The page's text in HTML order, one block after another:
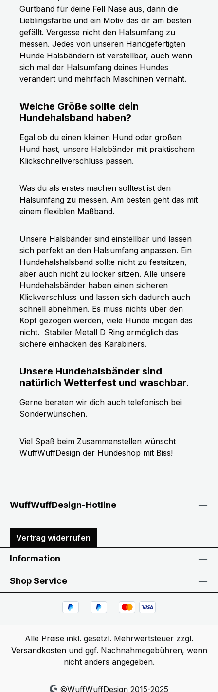
Gurtband für deine Fell Nase aus, dann die
Lieblingsfarbe und ein Motiv das dir am besten
gefällt. Vergesse nicht den Halsumfang zu
messen. Jedes von unseren Handgefertigten
Hunde Halsbändern ist verstellbar, auch wenn
sich mal der Halsumfang deines Hundes
verändert und mehrfach Maschinen vernäht.
Welche Größe sollte dein
Hundehalsband haben?
Egal ob du einen kleinen Hund oder großen
Hund hast, unsere Halsbänder mit praktischem
Klickschnellverschluss passen.
Was du als erstes machen solltest ist den
Halsumfang zu messen. Am besten geht das mit
einem flexiblen Maßband.
Unsere Halsbänder sind einstellbar und lassen
sich perfekt an den Halsumfang anpassen. Ein
Hundehalshalsband sollte nicht zu festsitzen,
aber auch nicht zu locker sitzen. Alle unsere
Hundehalsbänder haben einen sicheren
Klickverschluss und lassen sich dadurch auch
schnell abnehmen. Es muss nichts über den
Kopf gezogen werden, viele Hunde mögen das
nicht. Stabiler Metall D Ring ermöglich das
sichere einhacken des Karabiners.
Unsere Hundehalsbänder sind
natürlich Wetterfest und waschbar.
Gerne beraten wir dich auch telefonisch bei
Sonderwünschen.
Viel Spaß beim Zusammenstellen wünscht
WuffWuffDesign der Hundeshop mit Biss!
WuffWuffDesign-Hotline
Vertrag widerrufen
Information
Shop Service
Alle Preise inkl. gesetzl. Mehrwertsteuer zzgl.
Versandkostenund ggf. Nachnahmegebühren, wenn
nicht anders angegeben.
©WuffWuffDesign 2015-2025